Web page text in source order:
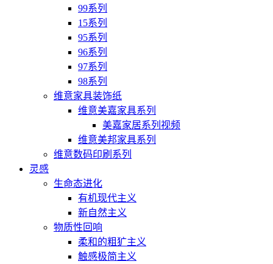
99系列
15系列
95系列
96系列
97系列
98系列
维意家具装饰纸
维意美嘉家具系列
美嘉家居系列视频
维意美邦家具系列
维意数码印刷系列
灵感
生命态进化
有机现代主义
新自然主义
物质性回响
柔和的粗犷主义
触感极简主义